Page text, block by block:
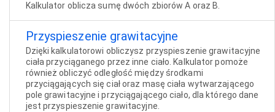
Kalkulator oblicza sumę dwóch zbiorów A oraz B.
Przyspieszenie grawitacyjne
Dzięki kalkulatorowi obliczysz przyspieszenie grawitacyjne
ciała przyciąganego przez inne ciało. Kalkulator pomoże
również obliczyć odległość między środkami
przyciągających się ciał oraz masę ciała wytwarzającego
pole grawitacyjne i przyciągającego ciało, dla którego dane
jest przyspieszenie grawitacyjne.